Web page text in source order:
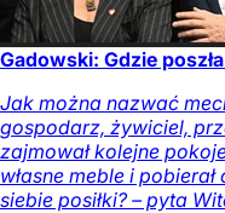
Gadowski: Gdzie
Jak można nazwać
gospodarz, żywiciel,
zajmował kolejne
własne meble i
siebie posiłki? – pyta